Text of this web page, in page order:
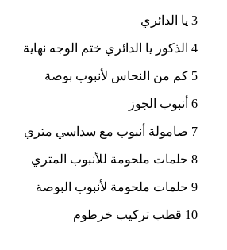
3 يا الدائري
4 الذكور يا الدائري ختم الوجه نهاية
5 كم من النحاس لأنبوب بوصة
6 أنبوب الجوز
7 صامولة أنبوب مع سداسي متري
8 حلمات ملحومة للأنبوب المتري
9 حلمات ملحومة لأنبوب البوصة
10 قطب تركيب خرطوم